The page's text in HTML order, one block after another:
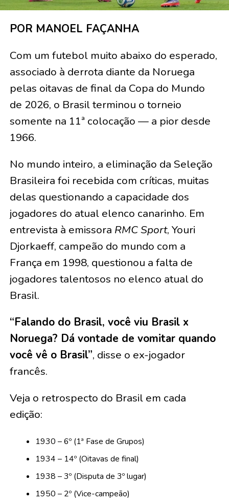
POR MANOEL FAÇANHA
Com um futebol muito abaixo do esperado,
associado à derrota diante da Noruega
pelas oitavas de final da Copa do Mundo
de 2026, o Brasil terminou o torneio
somente na 11ª colocação — a pior desde
1966.
No mundo inteiro, a eliminação da Seleção
Brasileira foi recebida com críticas, muitas
delas questionando a capacidade dos
jogadores do atual elenco canarinho. Em
entrevista à emissora RMC Sport, Youri
Djorkaeff, campeão do mundo com a
França em 1998, questionou a falta de
jogadores talentosos no elenco atual do
Brasil.
“Falando do Brasil, você viu Brasil x
Noruega? Dá vontade de vomitar quando
você vê o Brasil”, disse o ex-jogador
francês.
Veja o retrospecto do Brasil em cada
edição:
1930 – 6º (1ª Fase de Grupos)
1934 – 14º (Oitavas de final)
1938 – 3º (Disputa de 3º lugar)
1950 – 2º (Vice-campeão)